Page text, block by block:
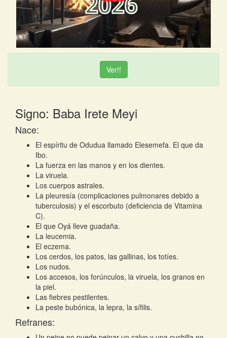
Ver!!
Signo: Baba Irete Meyi
Nace:
El espíritu de Odudua llamado Elesemefa. El que da
Ibo.
La fuerza en las manos y en los dientes.
La viruela.
Los cuerpos astrales.
La pleuresía (complicaciones pulmonares debido a
tuberculosis) y el escorbuto (deficiencia de Vitamina
C).
El que Oyá lleve guadaña.
La leucemia.
El eczema.
Los cerdos, los patos, las gallinas, los totíes.
Los nudos.
Los accesos, los forúnculos, la viruela, los granos en
la piel.
Las fiebres pestilentes.
La peste bubónica, la lepra, la sífilis.
Refranes: